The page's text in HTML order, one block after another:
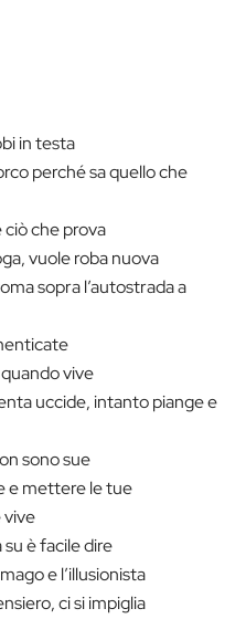
in testa
perché sa quello che
ciò che prova
vuole roba nuova
sopra l’autostrada a
vive
uccide, intanto piange e
sono sue
e mettere le tue
vive
è facile dire
e l’illusionista
ci si impiglia